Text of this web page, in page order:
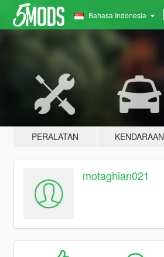
Bahasa Indonesia
PERALATAN KENDARAAN
motaghian021